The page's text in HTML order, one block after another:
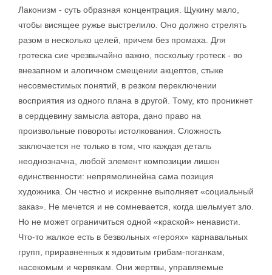
Лаконизм - суть образная концентрация. Щукину мало,
чтобы висящее ружье выстрелило. Оно должно стрелять
разом в несколько целей, причем без промаха. Для
гротеска сие чрезвычайно важно, поскольку гротеск - во
внезапном и алогичном смещении акцептов, стыке
несовместимых понятий, в резком переключении
восприятия из одного плана в другой. Тому, кто проникнет
в сердцевину замысла автора, дано право на
произвольные повороты истолкования. Сложность
заключается не только в том, что каждая деталь
неоднозначна, любой элемент композиции лишен
единственности: непрямолинейна сама позиция
художника. Он честно и искренне выполняет «социальный
заказ». Не мечется и не сомневается, когда шельмует зло.
Но не может ограничиться одной «краской» ненависти.
Что-то жалкое есть в безвольных «героях» карнавальных
групп, приравненных к ядовитым грибам-поганкам,
насекомым и червякам. Они жертвы, управляемые